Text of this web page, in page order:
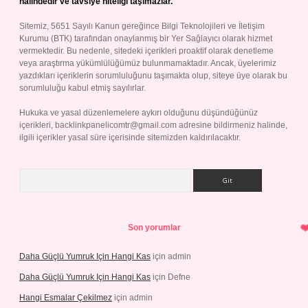
Sitemiz, 5651 Sayılı Kanun gereğince Bilgi Teknolojileri ve İletişim
Kurumu (BTK) tarafından onaylanmış bir Yer Sağlayıcı olarak hizmet
vermektedir. Bu nedenle, sitedeki içerikleri proaktif olarak denetleme
veya araştırma yükümlülüğümüz bulunmamaktadır. Ancak, üyelerimiz
yazdıkları içeriklerin sorumluluğunu taşımakta olup, siteye üye olarak bu
sorumluluğu kabul etmiş sayılırlar.
Hukuka ve yasal düzenlemelere aykırı olduğunu düşündüğünüz
içerikleri, backlinkpanelicomtr@gmail.com adresine bildirmeniz halinde,
ilgili içerikler yasal süre içerisinde sitemizden kaldırılacaktır.
Son yorumlar
Daha Güçlü Yumruk Için Hangi Kas için admin
Daha Güçlü Yumruk Için Hangi Kas için Defne
Hangi Esmalar Çekilmez için admin